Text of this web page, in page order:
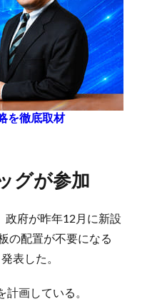
を徹底取材
グが参加
政府が昨年12月に新設
の配置が不要になる
表した。
画している。